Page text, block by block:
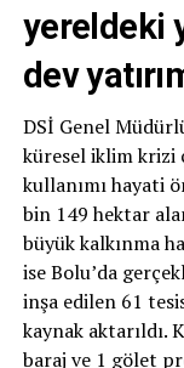
yereldeki
dev
DSİ Genel
küresel iklim krizi
kullanımı hayati
bin 149 hektar
büyük kalkınma
ise Bolu’da
inşa edilen 61
kaynak aktarıldı.
baraj ve 1 gölet